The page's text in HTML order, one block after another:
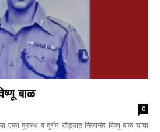
बाळ
0
एका दूरस्थ व दुर्गम खेड्यात निजानंद विष्णू बाळ यांचा